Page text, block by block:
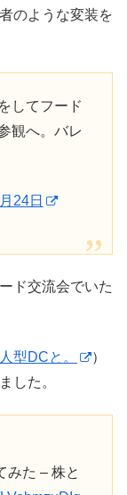
のような変装を
してフード
観へ。バレ
24日
ド交流会でいた
型DCと。
）
した。
みた – 株と